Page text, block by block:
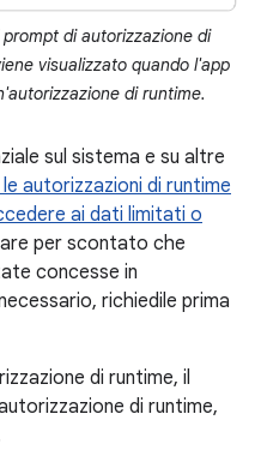
prompt di autorizzazione di
visualizzato quando l'app
di runtime.
sul sistema e su altre
autorizzazioni di runtime
ai dati limitati o
per scontato che
concesse in
richiedile prima
di runtime, il
di runtime,